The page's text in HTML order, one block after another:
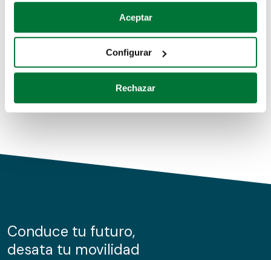
Si lo permite, también quisiéramos:
Recopilar información sobre su ubicación geográfica
Identificar su dispositivo analizándolo activamente
para buscar características específicas (huellas
Obtenga más información sobre cómo se procesan sus
de cookies.
información sobre el uso que haga del sitio web con
nuestros partners de redes sociales, publicidad y análisis
Aceptar
Configurar
Rechazar
Coches de segunda mano
Coches de km0
Conduce tu futuro,
desata tu movilidad